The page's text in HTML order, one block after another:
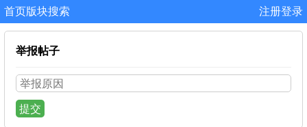
首页版块搜索 注册登录
举报帖子
提交